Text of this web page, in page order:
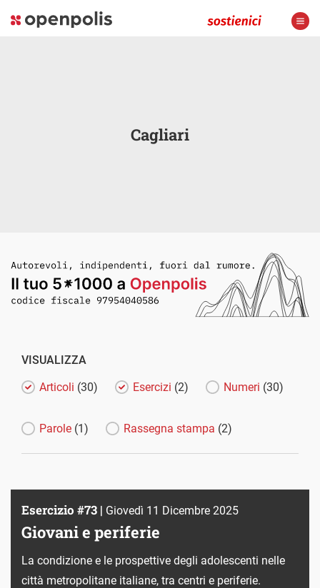
Cagliari
VISUALIZZA
Articoli (30) Esercizi (2) Numeri (30)
Parole (1) Rassegna stampa (2)
Esercizio #73 | Giovedì 11 Dicembre 2025
Giovani e periferie
La condizione e le prospettive degli adolescenti nelle
città metropolitane italiane, tra centri e periferie.